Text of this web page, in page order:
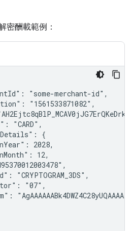
密酬載範例：
"some-merchant-id",
"1561533871082",
"CARD",
{
2028,
12,
"CRYPTOGRAM_3DS",
"07",